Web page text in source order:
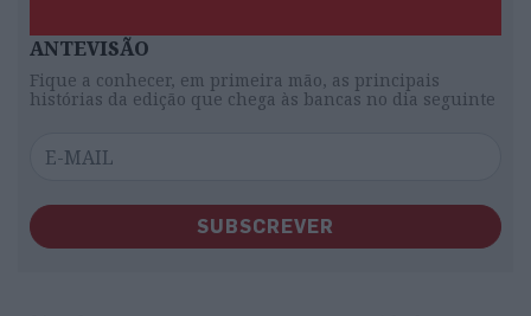
ANTEVISÃO
Fique a conhecer, em primeira mão, as principais
histórias da edição que chega às bancas no dia seguinte
SUBSCREVER